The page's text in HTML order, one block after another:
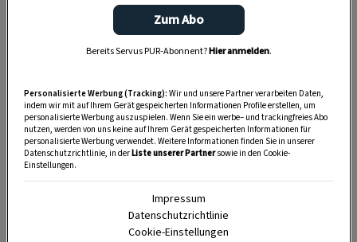
zu Basteln & Backen und zur
Naturapotheke & Naturkosmetik finden Sie in
YouTube-Kanal.
Zum Abo
Bereits Servus PUR-Abonnent?Hier anmelden.
Personalisierte Werbung (Tracking): Wir und unsere Partner verarbeiten Daten,
indem wir mit auf Ihrem Gerät gespeicherten Informationen Profile erstellen, um
personalisierte Werbung auszuspielen. Wenn Sie ein werbe– und trackingfreies Abo
nutzen, werden von uns keine auf Ihrem Gerät gespeicherten Informationen für
personalisierte Werbung verwendet. Weitere Informationen finden Sie in unserer
Datenschutzrichtlinie, in derListe unserer Partnersowie in den Cookie-
Einstellungen.
Impressum
Datenschutzrichtlinie
Cookie-Einstellungen